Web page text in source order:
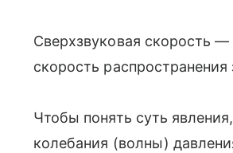
Сверхзвуковая скорость
скорость
Чтобы понять суть
колебания (волны)